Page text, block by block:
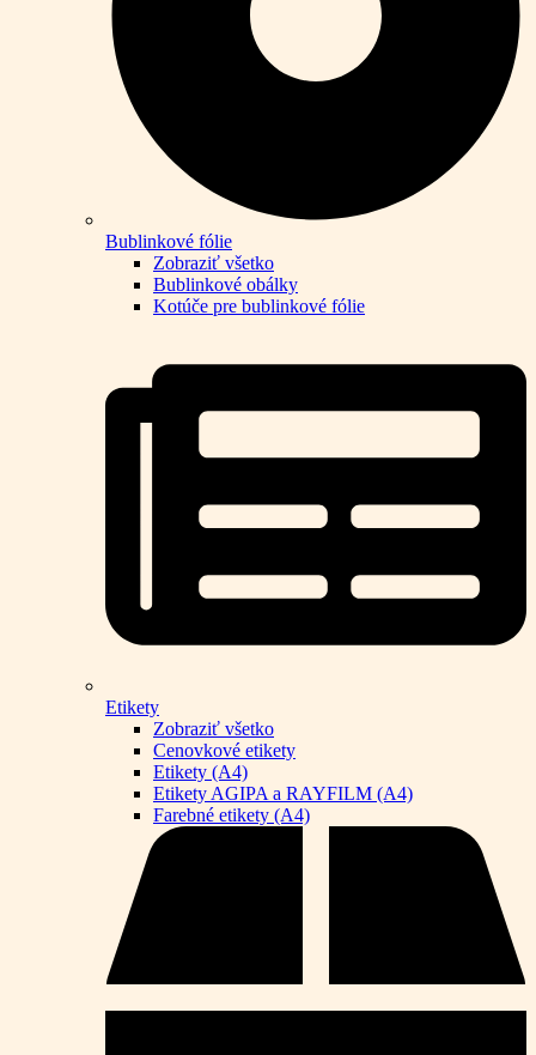
Bublinkové fólie
Zobraziť všetko
Bublinkové obálky
Kotúče pre bublinkové fólie
Etikety
Zobraziť všetko
Cenovkové etikety
Etikety (A4)
Etikety AGIPA a RAYFILM (A4)
Farebné etikety (A4)